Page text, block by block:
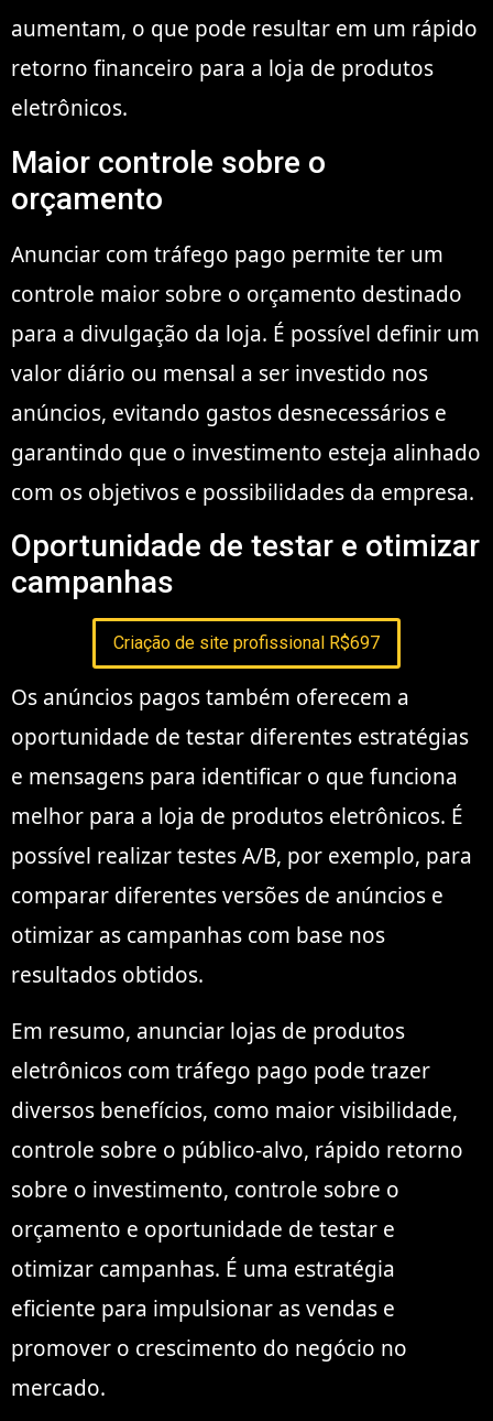
aumentam, o que pode resultar em um rápido
retorno financeiro para a loja de produtos
eletrônicos.
Maior controle sobre o
orçamento
Anunciar com tráfego pago permite ter um
controle maior sobre o orçamento destinado
para a divulgação da loja. É possível definir um
valor diário ou mensal a ser investido nos
anúncios, evitando gastos desnecessários e
garantindo que o investimento esteja alinhado
com os objetivos e possibilidades da empresa.
Oportunidade de testar e otimizar
campanhas
Criação de site profissional R$697
Os anúncios pagos também oferecem a
oportunidade de testar diferentes estratégias
e mensagens para identificar o que funciona
melhor para a loja de produtos eletrônicos. É
possível realizar testes A/B, por exemplo, para
comparar diferentes versões de anúncios e
otimizar as campanhas com base nos
resultados obtidos.
Em resumo, anunciar lojas de produtos
eletrônicos com tráfego pago pode trazer
diversos benefícios, como maior visibilidade,
controle sobre o público-alvo, rápido retorno
sobre o investimento, controle sobre o
orçamento e oportunidade de testar e
otimizar campanhas. É uma estratégia
eficiente para impulsionar as vendas e
promover o crescimento do negócio no
mercado.